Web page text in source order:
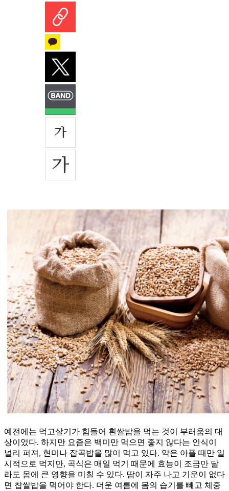
예전에는 먹고살기가 힘들어 흰쌀밥을 먹는 것이 부러움의 대
상이었다. 하지만 요즘은 백미만 먹으면 좋지 않다는 인식이
널리 퍼져, 현미나 잡곡밥을 많이 먹고 있다. 약은 아플 때만 일
시적으로 먹지만, 곡식은 매일 먹기 때문에 효능이 조금만 달
라도 몸에 큰 영향을 미칠 수 있다. 땀이 자주 나고 기운이 없다
면 찹쌀밥을 먹어야 한다. 더운 여름에 몸의 습기를 빼고 체중